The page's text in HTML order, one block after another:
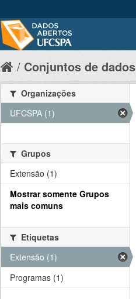
Conjuntos de dados
Organizações
UFCSPA (1)
Grupos
Extensão (1)
Mostrar somente Grupos
mais comuns
Etiquetas
Extensão (1)
Programas (1)